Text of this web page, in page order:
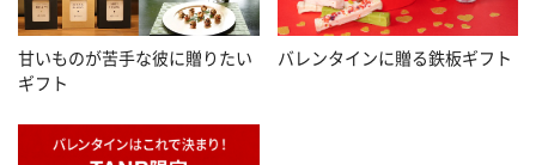
甘いものが苦手な彼に贈りたい
ギフト
バレンタインに贈る鉄板ギフト